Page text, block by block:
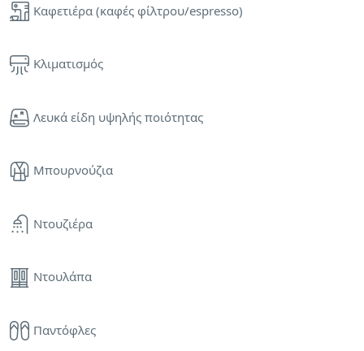
Καφετιέρα (καφές φίλτρου/espresso)
Κλιματισμός
Λευκά είδη υψηλής ποιότητας
Μπουρνούζια
Ντουζιέρα
Ντουλάπα
Παντόφλες